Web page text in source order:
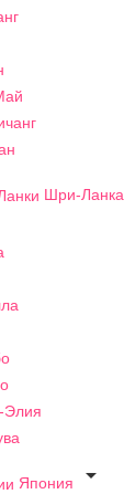
Шри-Ланка
Элия
Япония
